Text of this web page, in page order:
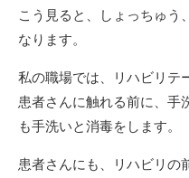
こう見ると、しょっちゅう
なります。
私の職場では、リハビリテ
患者さんに触れる前に、手
も手洗いと消毒をします。
患者さんにも、リハビリの